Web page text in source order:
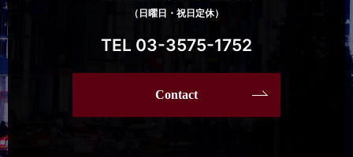
（日曜日・祝日定休）
TEL 03-3575-1752
Contact